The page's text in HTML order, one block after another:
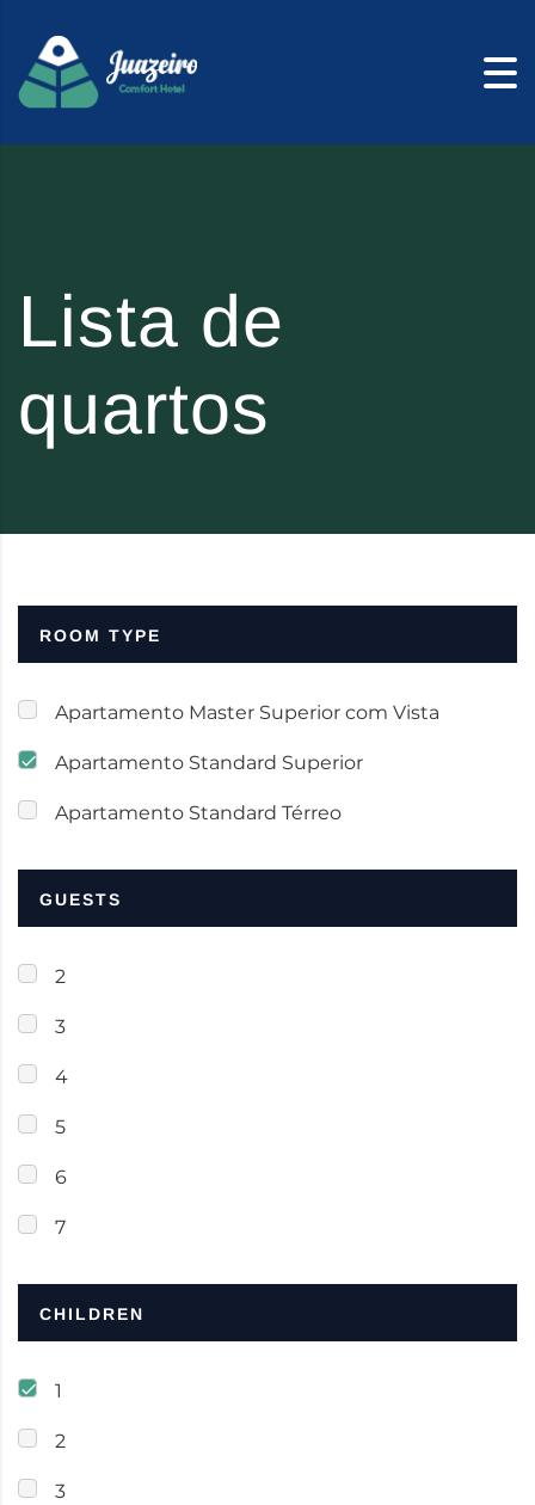
Lista de
quartos
ROOM TYPE
Apartamento Master Superior com Vista
Apartamento Standard Superior
Apartamento Standard Térreo
GUESTS
2
3
4
5
6
7
CHILDREN
1
2
3